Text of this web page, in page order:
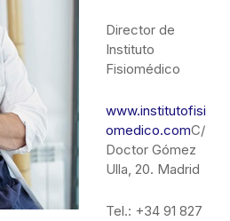
Director de
Instituto
Fisiomédico
www.institutofisi
omedico.comC/
Doctor Gómez
Ulla, 20. Madrid
Tel.: +34 91 827